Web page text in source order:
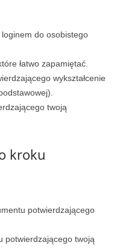
do osobistego
łatwo zapamiętać.
wykształcenie
twoją
kroku
potwierdzającego
potwierdzającego twoją